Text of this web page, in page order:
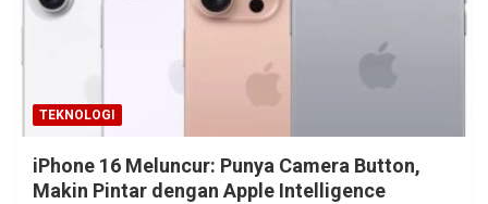
TEKNOLOGI
iPhone 16 Meluncur: Punya Camera Button,
Makin Pintar dengan Apple Intelligence